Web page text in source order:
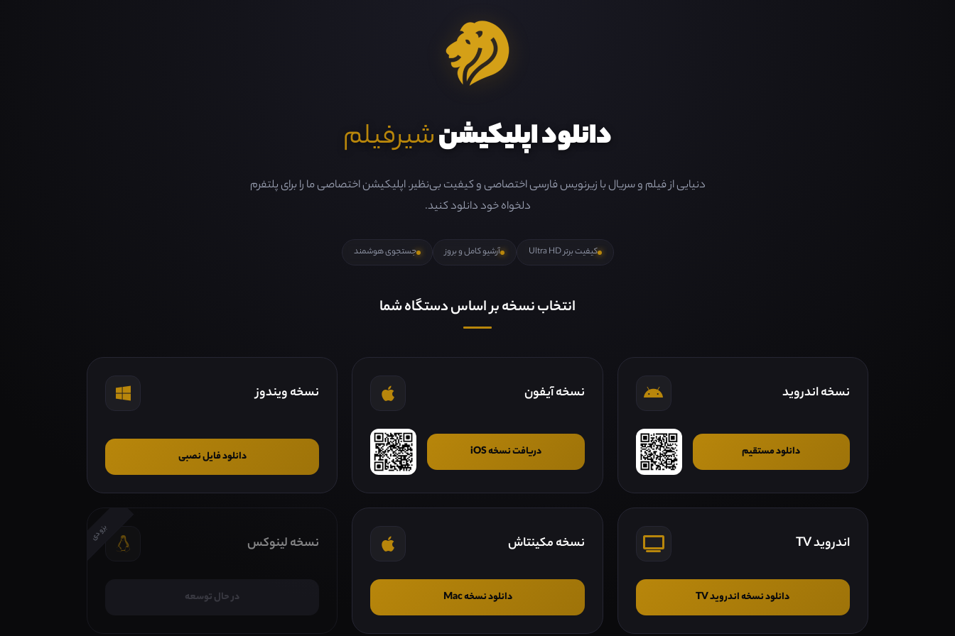
دانلود اپلیکیشنشیرفیلم
دنیایی از فیلم و سریال با زیرنویس فارسی اختصاصی و کیفیت بی‌نظیر. اپلیکیشن اختصاصی ما را برای پلتفرم
دلخواه خود دانلود کنید.
کیفیت برتر Ultra HD آرشیو کامل و بروز جستجوی هوشمند
انتخاب نسخه بر اساس دستگاه شما
نسخه اندروید
دانلود مستقیم
نسخه آیفون
دریافت نسخه iOS
نسخه ویندوز
دانلود فایل نصبی
اندروید TV
دانلود نسخه اندروید TV
نسخه مکینتاش
دانلود نسخه Mac
بزودی
نسخه لینوکس
در حال توسعه